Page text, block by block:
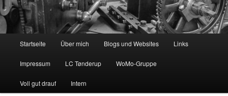
Startseite Über mich Blogs und Websites Links
Impressum LC Tønderup WoMo-Gruppe
Voll gut drauf Intern